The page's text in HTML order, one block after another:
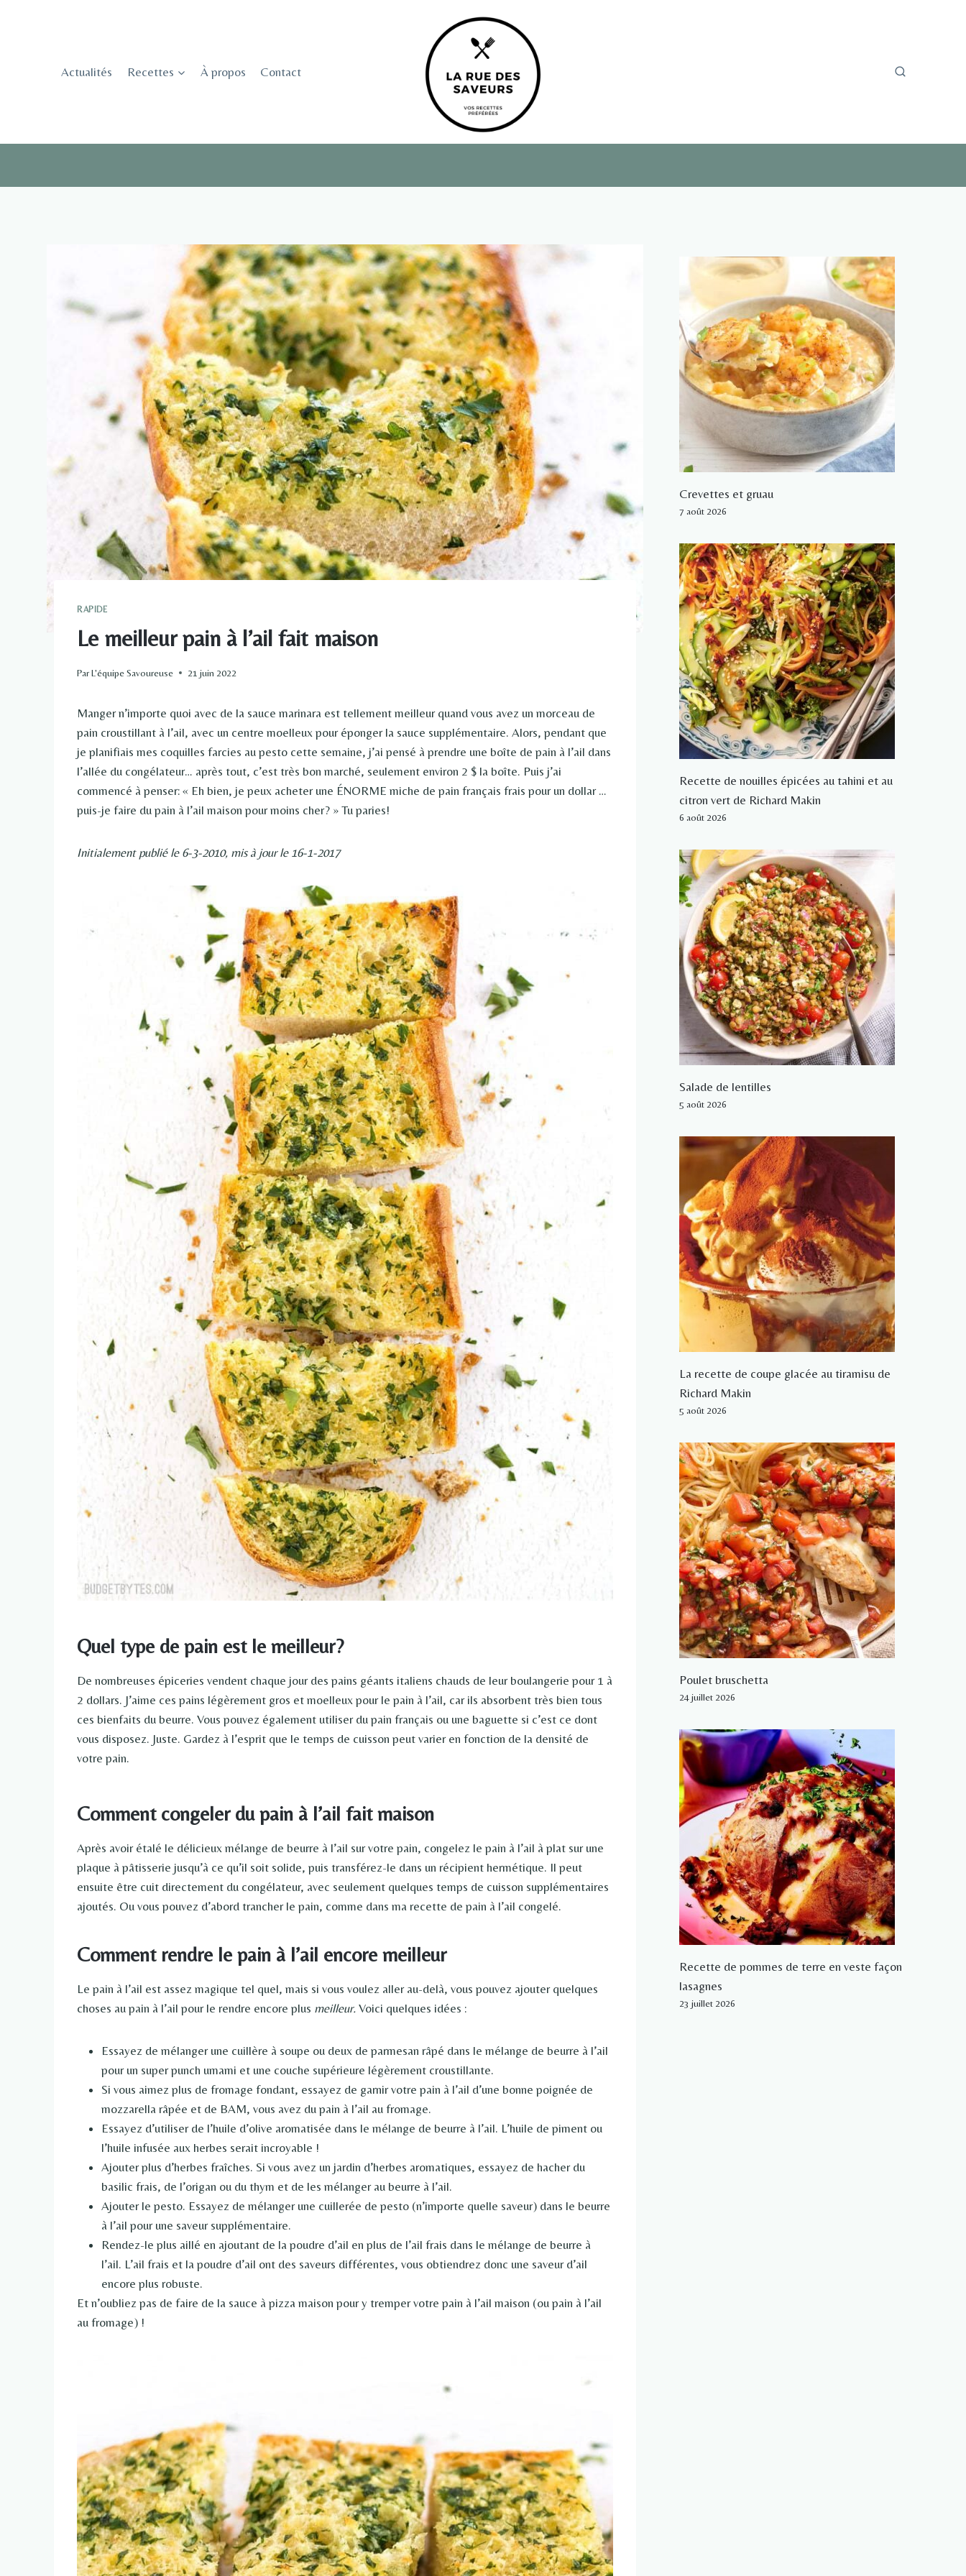
Actualités
Recettes À propos Contact
RAPIDE
Le meilleur pain à l’ail fait maison
ParL'équipe Savoureuse 21 juin 2022
Manger n’importe quoi avec de la sauce marinara est tellement meilleur quand vous avez un morceau de
pain croustillant à l’ail, avec un centre moelleux pour éponger la sauce supplémentaire. Alors, pendant que
je planifiais mes coquilles farcies au pesto cette semaine, j’ai pensé à prendre une boîte de pain à l’ail dans
l’allée du congélateur… après tout, c’est très bon marché, seulement environ 2 $ la boîte. Puis j’ai
commencé à penser: « Eh bien, je peux acheter une ÉNORME miche de pain français frais pour un dollar …
puis-je faire du pain à l’ail maison pour moins cher? » Tu paries!
Initialement publié le 6-3-2010, mis à jour le 16-1-2017
Quel type de pain est le meilleur?
De nombreuses épiceries vendent chaque jour des pains géants italiens chauds de leur boulangerie pour 1 à
2 dollars. J’aime ces pains légèrement gros et moelleux pour le pain à l’ail, car ils absorbent très bien tous
ces bienfaits du beurre. Vous pouvez également utiliser du pain français ou une baguette si c’est ce dont
vous disposez. Juste. Gardez à l’esprit que le temps de cuisson peut varier en fonction de la densité de
votre pain.
Comment congeler du pain à l’ail fait maison
Après avoir étalé le délicieux mélange de beurre à l’ail sur votre pain, congelez le pain à l’ail à plat sur une
plaque à pâtisserie jusqu’à ce qu’il soit solide, puis transférez-le dans un récipient hermétique. Il peut
ensuite être cuit directement du congélateur, avec seulement quelques temps de cuisson supplémentaires
ajoutés. Ou vous pouvez d’abord trancher le pain, comme dans ma recette de pain à l’ail congelé.
Comment rendre le pain à l’ail encore meilleur
Le pain à l’ail est assez magique tel quel, mais si vous voulez aller au-delà, vous pouvez ajouter quelques
choses au pain à l’ail pour le rendre encore plus meilleur. Voici quelques idées :
Essayez de mélanger une cuillère à soupe ou deux de parmesan râpé dans le mélange de beurre à l’ail
pour un super punch umami et une couche supérieure légèrement croustillante.
Si vous aimez plus de fromage fondant, essayez de garnir votre pain à l’ail d’une bonne poignée de
mozzarella râpée et de BAM, vous avez du pain à l’ail au fromage.
Essayez d’utiliser de l’huile d’olive aromatisée dans le mélange de beurre à l’ail. L’huile de piment ou
l’huile infusée aux herbes serait incroyable !
Ajouter plus d’herbes fraîches. Si vous avez un jardin d’herbes aromatiques, essayez de hacher du
basilic frais, de l’origan ou du thym et de les mélanger au beurre à l’ail.
Ajouter le pesto. Essayez de mélanger une cuillerée de pesto (n’importe quelle saveur) dans le beurre
à l’ail pour une saveur supplémentaire.
Rendez-le plus aillé en ajoutant de la poudre d’ail en plus de l’ail frais dans le mélange de beurre à
l’ail. L’ail frais et la poudre d’ail ont des saveurs différentes, vous obtiendrez donc une saveur d’ail
encore plus robuste.
Et n’oubliez pas de faire de la sauce à pizza maison pour y tremper votre pain à l’ail maison (ou pain à l’ail
au fromage) !
Crevettes et gruau
7 août 2026
Recette de nouilles épicées au tahini et au
citron vert de Richard Makin
6 août 2026
Salade de lentilles
5 août 2026
La recette de coupe glacée au tiramisu de
Richard Makin
5 août 2026
Poulet bruschetta
24 juillet 2026
Recette de pommes de terre en veste façon
lasagnes
23 juillet 2026